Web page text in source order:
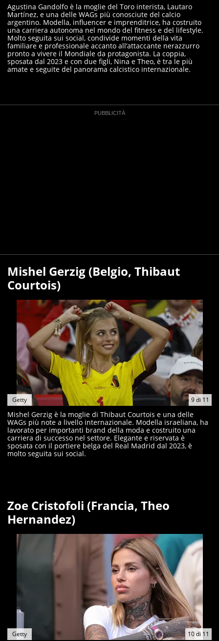
Agustina Gandolfo è la moglie del Toro interista, Lautaro
Martínez, e una delle WAGs più conosciute del calcio
argentino. Modella, influencer e imprenditrice, ha costruito
una carriera autonoma nel mondo del fitness e del lifestyle.
Molto seguita sui social, condivide momenti della vita
familiare e professionale accanto all’attaccante nerazzurro
pronto a vivere il Mondiale da protagonista. La coppia,
sposata dal 2023 e con due figli, Nina e Theo, è tra le più
amate e seguite del panorama calcistico internazionale.
Mishel Gerzig (Belgio, Thibaut
Courtois)
9di 11
Getty
Mishel Gerzig è la moglie di Thibaut Courtois e una delle
WAGs più note a livello internazionale. Modella israeliana, ha
lavorato per importanti brand della moda e costruito una
carriera di successo nel settore. Elegante e riservata è
sposata con il portiere belga del Real Madrid dal 2023, è
molto seguita sui social.
Zoe Cristofoli (Francia, Theo
Hernandez)
10di 11
Getty